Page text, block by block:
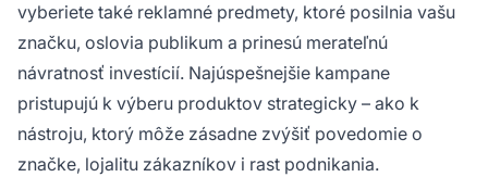
vyberiete také reklamné predmety, ktoré posilnia vašu
značku, oslovia publikum a prinesú merateľnú
návratnosť investícií. Najúspešnejšie kampane
pristupujú k výberu produktov strategicky – ako k
nástroju, ktorý môže zásadne zvýšiť povedomie o
značke, lojalitu zákazníkov i rast podnikania.